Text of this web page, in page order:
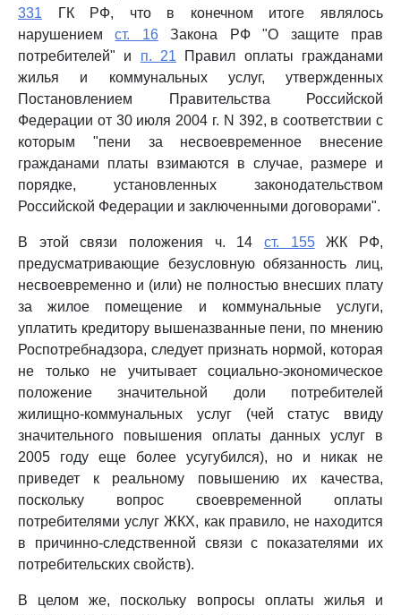
331 ГК РФ, что в конечном итоге являлось
нарушениемст. 16Закона РФ "О защите прав
потребителей" и п. 21 Правил оплаты гражданами
жилья и коммунальных услуг, утвержденных
Постановлением Правительства Российской
Федерации от 30 июля 2004 г. N 392, в соответствии с
которым "пени за несвоевременное внесение
гражданами платы взимаются в случае, размере и
порядке, установленных законодательством
Российской Федерации и заключенными договорами".
В этой связи положения ч. 14 ст. 155ЖК РФ,
предусматривающие безусловную обязанность лиц,
несвоевременно и (или) не полностью внесших плату
за жилое помещение и коммунальные услуги,
уплатить кредитору вышеназванные пени, по мнению
Роспотребнадзора, следует признать нормой, которая
не только не учитывает социально-экономическое
положение значительной доли потребителей
жилищно-коммунальных услуг (чей статус ввиду
значительного повышения оплаты данных услуг в
2005 году еще более усугубился), но и никак не
приведет к реальному повышению их качества,
поскольку вопрос своевременной оплаты
потребителями услуг ЖКХ, как правило, не находится
в причинно-следственной связи с показателями их
потребительских свойств).
В целом же, поскольку вопросы оплаты жилья и